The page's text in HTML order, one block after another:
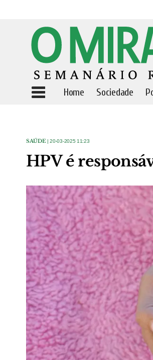
Home Sociedade
SAÚDE| 20-03-2025 11:23
HPV é